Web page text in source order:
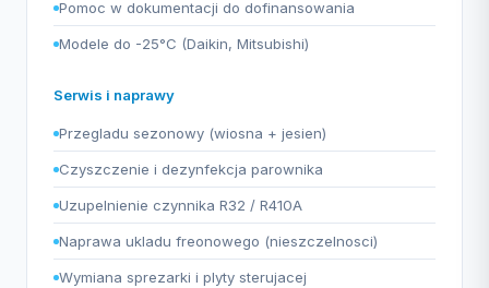
Pomoc w dokumentacji do dofinansowania
Modele do -25°C (Daikin, Mitsubishi)
Serwis i naprawy
Przegladu sezonowy (wiosna + jesien)
Czyszczenie i dezynfekcja parownika
Uzupelnienie czynnika R32 / R410A
Naprawa ukladu freonowego (nieszczelnosci)
Wymiana sprezarki i plyty sterujacej